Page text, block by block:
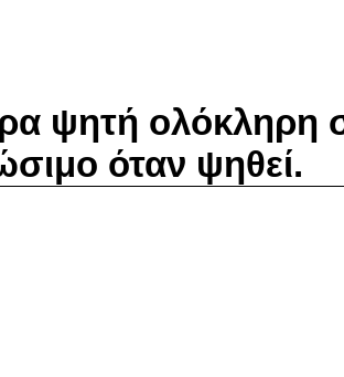
ψητή ολόκληρη
όταν ψηθεί.